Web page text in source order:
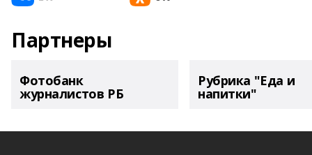
Партнеры
Фотобанк
журналистов РБ
Рубрика "Еда и
напитки"